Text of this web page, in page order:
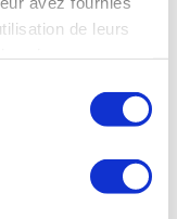
de leurs
développent
génération, qui
(FLP-T) lancé
en 2023, doit
à 150 km, avec
précis